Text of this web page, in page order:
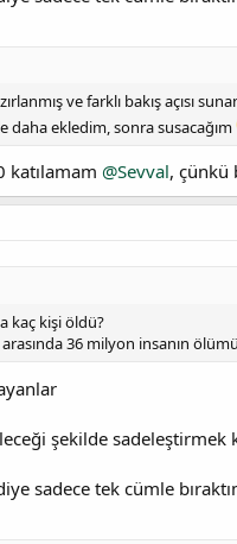
ve farklı bakış açısı
daha ekledim, sonra susacağım
katılamam @Sevval, çünkü
kaç kişi öldü?
arasında 36 milyon insanın
şekilde sadeleştirmek
sadece tek cümle